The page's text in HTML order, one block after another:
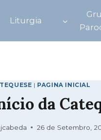
Liturgia
| PAGINA INICIAL
da
jcabeda 26 de Setembro,